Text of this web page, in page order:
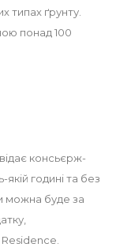
типах ґрунту.
понад 100
консьєрж-
годині та без
можна буде за